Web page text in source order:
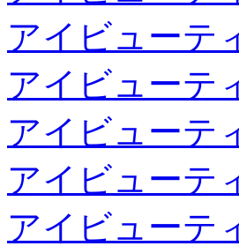
アイビューテ
アイビューテ
アイビューテ
アイビューテ
アイビューテ